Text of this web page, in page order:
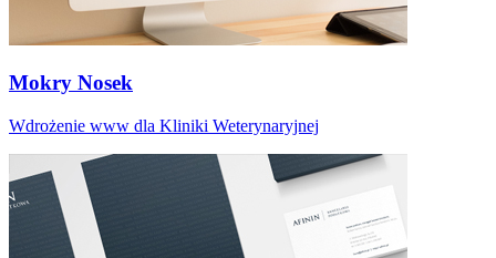
Mokry Nosek
Wdrożenie www dla Kliniki Weterynaryjnej